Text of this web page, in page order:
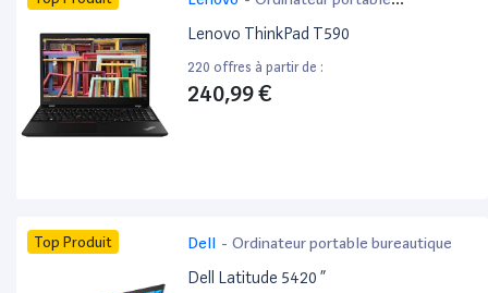
bureautique
Lenovo ThinkPad T590
220 offres à partir de :
240,99 €
Top Produit Dell - Ordinateur portable bureautique
Dell Latitude 5420 ”